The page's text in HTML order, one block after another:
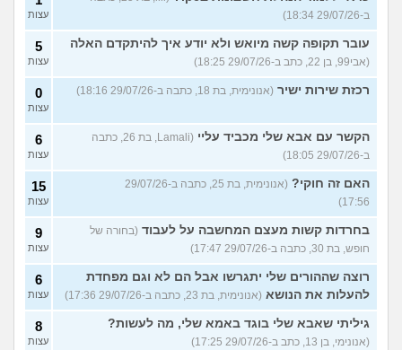
ב-29/07/26 18:34)
עצות
עובר תקופה קשה מיואש ולא יודע איך להיתקדם האלה
(אבי99, בן 22, כתב ב-29/07/26 18:25)
5
עצות
רכזת שירות ישיר (אנונימית, בת 18, כתבה ב-29/07/26 18:16) 0
עצות
הקשר עם אבא שלי מכביד עליי
(Lamali, בת 26, כתבה
ב-29/07/26 18:05)
6
עצות
האם זה חוקי?
(אנונימית, בת 25, כתבה ב-29/07/26
17:56)
15
עצות
בחרדות קשות מעצם המחשבה על לעבוד (בחורה של
חופש, בת 30, כתבה ב-29/07/26 17:47)
9
עצות
רוצה שההורים שלי יתגרשו אבל הם לא וגם מפחדת
להעלות את הנושא (אנונימית, בת 23, כתבה ב-29/07/26 17:36)
6
עצות
גיליתי שאבא שלי בוגד באמא שלי, מה לעשות?
(אנונימי, בן 13, כתב ב-29/07/26 17:25)
8
עצות